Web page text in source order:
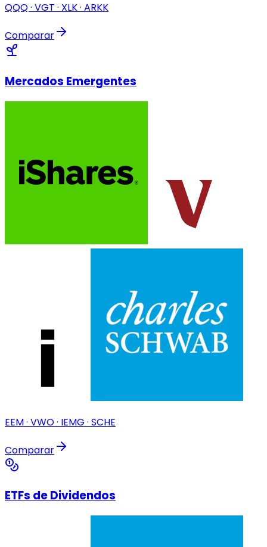
QQQ · VGT · XLK · ARKK
Comparar
Mercados Emergentes
EEM · VWO · IEMG · SCHE
Comparar
ETFs de Dividendos